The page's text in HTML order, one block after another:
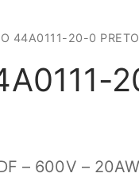
44A0111-20-0 PRETO
– 600V –